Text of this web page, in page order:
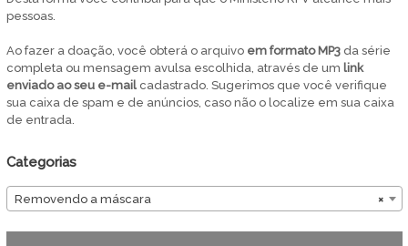
pessoas.
Ao fazer a doação, você obterá o arquivo em formato MP3da série
completa ou mensagem avulsa escolhida, através de um link
enviado ao seu e-mailcadastrado. Sugerimos que você verifique
sua caixa de spam e de anúncios, caso não o localize em sua caixa
de entrada.
Categorias
×
Removendo a máscara